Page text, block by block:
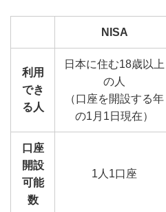
NISA
利用
でき
る人
日本に住む18歳以上
の人
（口座を開設する年
の1月1日現在）
口座
開設
可能
数
1人1口座